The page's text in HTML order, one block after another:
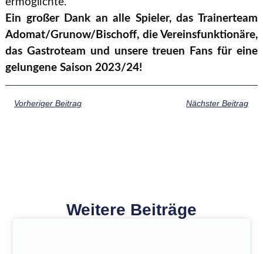
Ein großer Dank an alle Spieler, das Trainerteam
Adomat/Grunow/Bischoff, die Vereinsfunktionäre,
das Gastroteam und unsere treuen Fans für eine
gelungene Saison 2023/24!
Vorheriger Beitrag Nächster Beitrag
Weitere Beiträge